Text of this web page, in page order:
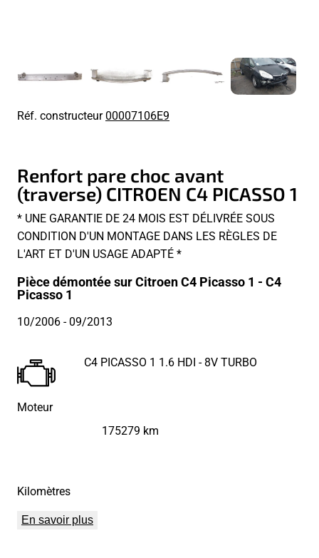
Réf. constructeur00007106E9
Renfort pare choc avant
(traverse) CITROEN C4 PICASSO 1
* UNE GARANTIE DE 24 MOIS EST DÉLIVRÉE SOUS
CONDITION D'UN MONTAGE DANS LES RÈGLES DE
L'ART ET D'UN USAGE ADAPTÉ *
Pièce démontée sur Citroen C4 Picasso 1 - C4
Picasso 1
10/2006- 09/2013
Moteur
C4 PICASSO 1 1.6 HDI - 8V TURBO
Kilomètres
175279 km
En savoir plus